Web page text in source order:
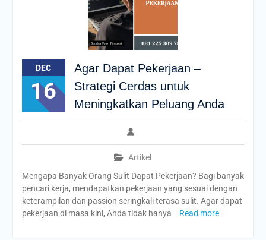
DEC
16
Agar Dapat Pekerjaan –
Strategi Cerdas untuk
Meningkatkan Peluang Anda
Artikel
Mengapa Banyak Orang Sulit Dapat Pekerjaan? Bagi banyak
pencari kerja, mendapatkan pekerjaan yang sesuai dengan
keterampilan dan passion seringkali terasa sulit. Agar dapat
pekerjaan di masa kini, Anda tidak hanya
Read more